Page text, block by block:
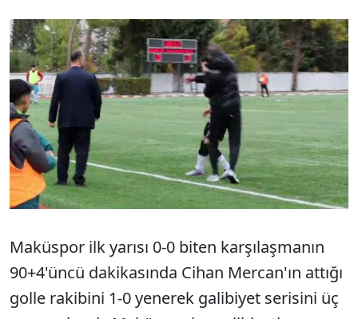
Maküspor ilk yarısı 0-0 biten karşılaşmanın
90+4'üncü dakikasında Cihan Mercan'ın attığı
golle rakibini 1-0 yenerek galibiyet serisini üç